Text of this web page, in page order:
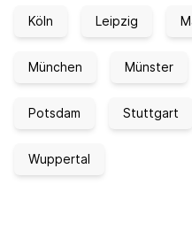
Köln Leipzig
München Münster
Potsdam Stuttgart
Wuppertal